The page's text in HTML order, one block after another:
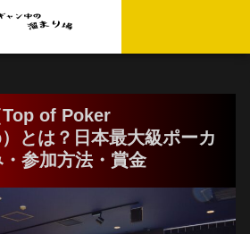
Top of Poker
とは？日本最大級ポーカ
参加方法・賞金